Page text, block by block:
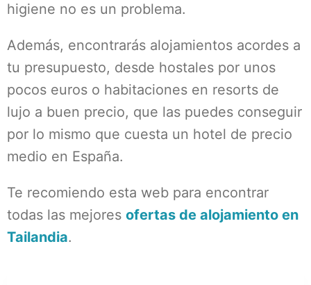
higiene no es un problema.
Además, encontrarás alojamientos acordes a
tu presupuesto, desde hostales por unos
pocos euros o habitaciones en resorts de
lujo a buen precio, que las puedes conseguir
por lo mismo que cuesta un hotel de precio
medio en España.
Te recomiendo esta web para encontrar
todas las mejores ofertas de alojamiento en
Tailandia.